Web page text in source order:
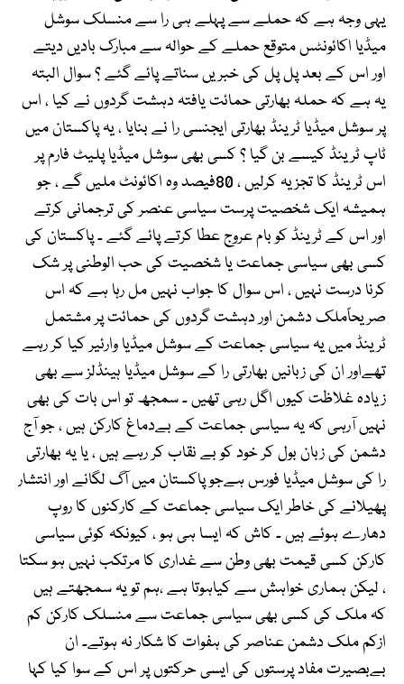
یہی وجہ ہے کہ حملے سے پہلے ہی را سے منسلک سوشل
میڈیا اکائونٹس متوقع حملے کے حوالہ سے مبارک بادیں دیتے
اور اس کے بعد پل پل کی خبریں سناتے پائے گئے ؟ سوال البتہ
یہ ہے کہ حملہ بھارتی حمائت یافتہ دہشت گردوں نے کیا ، اس
پر سوشل میڈیا ٹرینڈ بھارتی ایجنسی را نے بنایا ، یہ پاکستان میں
ٹاپ ٹرینڈ کیسے بن گیا ؟ کسی بھی سوشل میڈیا پلیٹ فارم پر
اس ٹرینڈ کا تجزیہ کرلیں ، 80فیصد وہ اکائونٹ ملیں گے ، جو
ہمیشہ ایک شخصیت پرست سیاسی عنصر کی ترجمانی کرتے
اور اس کے ٹرینڈ کو بام عروج عطا کرتے پائے گئے ۔ پاکستان کی
کسی بھی سیاسی جماعت یا شخصیت کی حب الوطنی پر شک
کرنا درست نہیں ، اس سوال کا جواب نہیں مل رہا ہے کہ اس
صریحاًملک دشمن اور دہشت گردوں کی حمائت پر مشتمل
ٹرینڈ میں یہ سیاسی جماعت کے سوشل میڈیا وارئیر کیا کر رہے
تھےاور ان کی زبانیں بھارتی را کے سوشل میڈیا ہینڈلز سے بھی
زیادہ غلاظت کیوں اگل رہی تھیں ۔ سمجھ تو اس بات کی بھی
نہیں آرہی کہ یہ سیاسی جماعت کے بےدماغ کارکن ہیں ، جو آج
دشمن کی زبان بول کر خود کو بے نقاب کر رہے ہیں ، یا یہ بھارتی
را کی سوشل میڈیا فورس ہےجو پاکستان میں آگ لگانے اور انتشار
پھیلانے کی خاطر ایک سیاسی جماعت کے کارکنوں کا روپ
دھارے ہوئے ہیں ۔ کاش کہ ایسا ہی ہو ، کیونکہ کوئی سیاسی
کارکن کسی قیمت بھی وطن سے غداری کا مرتکب نہیں ہو سکتا
، لیکن ہماری خواہش سے کیاہوتا ہے ،ہم تو یہ سمجھتے ہیں
کہ ملک کی کسی بھی سیاسی جماعت سے منسلک کارکن کم
ازکم ملک دشمن عناصر کی ہفوات کا شکار نہ ہوتے۔ ان
بےبصیرت مفاد پرستوں کی ایسی حرکتوں پر اس کے سوا کیا کہا